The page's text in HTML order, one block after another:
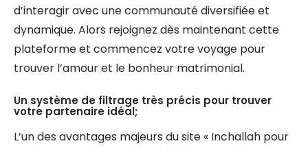
d’interagir avec une communauté diversifiée et
dynamique. Alors rejoignez dès maintenant cette
plateforme et commencez votre voyage pour
trouver l’amour et le bonheur matrimonial.
Un système de filtrage très précis pour trouver
votre partenaire idéal;
L’un des avantages majeurs du site « Inchallah pour